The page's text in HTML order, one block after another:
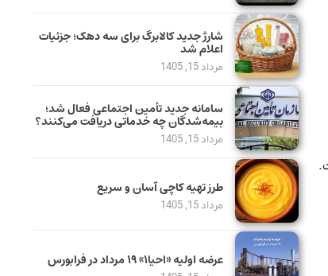
شارژ جدید کالابرگ برای سه دهک؛ جزئیات
اعلام شد
مرداد 15, 1405
سامانه جدید تأمین اجتماعی فعال شد؛
بیمه‌شدگان چه خدماتی دریافت می‌کنند؟
مرداد 15, 1405
طرز تهیه کاچی آسان و سریع
مرداد 15, 1405
عرضه اولیه «احیا۱» ۱۹ مرداد در فرابورس